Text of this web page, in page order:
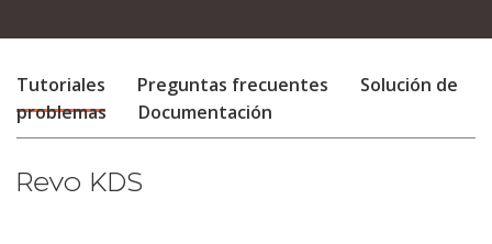
Tutoriales Preguntas frecuentes
Solución de
problemas
Documentación
Revo KDS